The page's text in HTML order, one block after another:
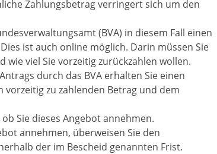
Zahlungsbetrag verringert sich um den
(BVA) in diesem Fall einen
ist auch online möglich. Darin müssen Sie
wie viel Sie vorzeitig zurückzahlen wollen.
durch das BVA erhalten Sie einen
vorzeitig zu zahlenden Betrag und dem
Sie dieses Angebot annehmen.
annehmen, überweisen Sie den
der im Bescheid genannten Frist.